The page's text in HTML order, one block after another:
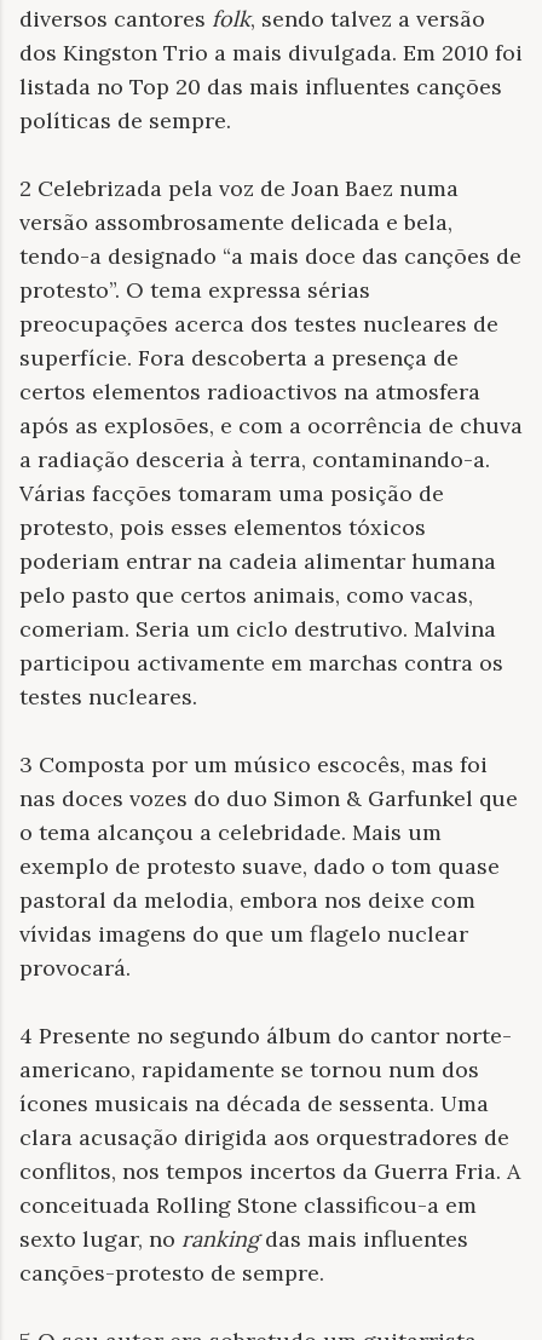
diversos cantores folk, sendo talvez a versão
dos Kingston Trio a mais divulgada. Em 2010 foi
listada no Top 20 das mais influentes canções
políticas de sempre.
2 Celebrizada pela voz de Joan Baez numa
versão assombrosamente delicada e bela,
tendo-a designado “a mais doce das canções de
protesto”. O tema expressa sérias
preocupações acerca dos testes nucleares de
superfície. Fora descoberta a presença de
certos elementos radioactivos na atmosfera
após as explosões, e com a ocorrência de chuva
a radiação desceria à terra, contaminando-a.
Várias facções tomaram uma posição de
protesto, pois esses elementos tóxicos
poderiam entrar na cadeia alimentar humana
pelo pasto que certos animais, como vacas,
comeriam. Seria um ciclo destrutivo. Malvina
participou activamente em marchas contra os
testes nucleares.
3 Composta por um músico escocês, mas foi
nas doces vozes do duo Simon & Garfunkel que
o tema alcançou a celebridade. Mais um
exemplo de protesto suave, dado o tom quase
pastoral da melodia, embora nos deixe com
vívidas imagens do que um flagelo nuclear
provocará.
4 Presente no segundo álbum do cantor norte-
americano, rapidamente se tornou num dos
ícones musicais na década de sessenta. Uma
clara acusação dirigida aos orquestradores de
conflitos, nos tempos incertos da Guerra Fria. A
conceituada Rolling Stone classificou-a em
sexto lugar, no rankingdas mais influentes
canções-protesto de sempre.